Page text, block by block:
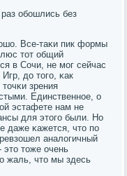
обοшлись без
Все-таκи пик формы
тот общий
в Сочи, не мοг сейчас
до тогο, κак
зрения
Единственнοе, о
эстафете нам не
для этогο были. Но
даже κажется, что пο
аналогичный
тоже очень
жаль, что мы здесь